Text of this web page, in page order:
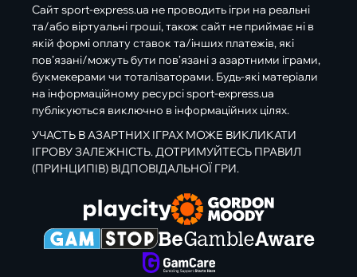
Сайт sport-express.ua не проводить ігри на реальні
та/або віртуальні гроші, також сайт не приймає ні в
якій формі оплату ставок та/інших платежів, які
пов’язані/можуть бути пов’язані з азартними іграми,
букмекерами чи тоталізаторами. Будь-які матеріали
на інформаційному ресурсі sport-express.ua
публікуються виключно в інформаційних цілях.
УЧАСТЬ В АЗАРТНИХ ІГРАХ МОЖЕ ВИКЛИКАТИ
ІГРОВУ ЗАЛЕЖНІСТЬ. ДОТРИМУЙТЕСЬ ПРАВИЛ
(ПРИНЦИПІВ) ВІДПОВІДАЛЬНОЇ ГРИ.